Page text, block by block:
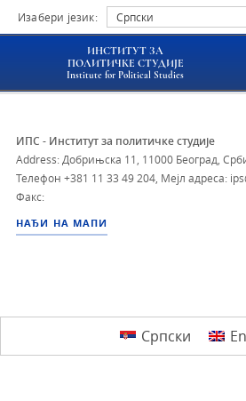
Изабери језик: Српски
ИНСТИТУТ ЗА
ПОЛИТИЧКЕ СТУДИЈЕ
Institute for Political Studies
ИПС - Институт за политичке студије
Address: Добрињска 11, 11000 Београд,
Телефон +381 11 33 49 204 Мејл адреса:
Факс:
НАЂИ НА МАПИ
Српски